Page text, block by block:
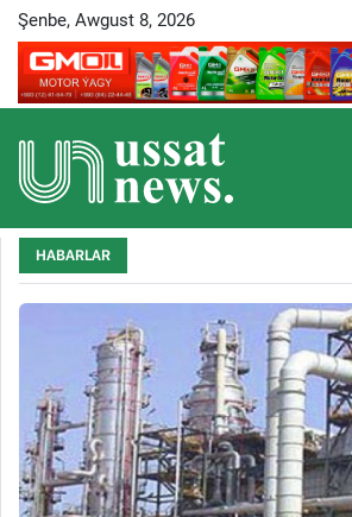
Şenbe, Awgust 8, 2026
HABARLAR